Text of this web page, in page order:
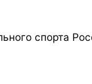
спорта